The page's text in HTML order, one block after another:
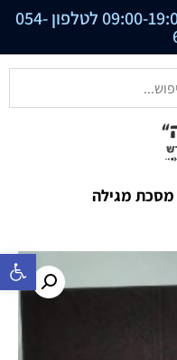
פתח סרגל
054-
מסכת מגילה